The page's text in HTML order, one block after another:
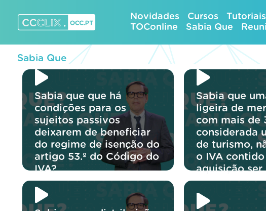
content
Novidades Cursos Tutoriais
TOConline
Sabia Que
Sabia Que
Sabia que que há
condições para os
sujeitos passivos
deixarem de beneficiar
do regime de isenção do
artigo 53.º do Código do
IVA?
Sabia que
ligeira de
com mais de
considerada
de turismo,
o IVA contido
aquisição ser